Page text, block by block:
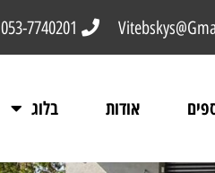
053-7740201
אודות בלוג